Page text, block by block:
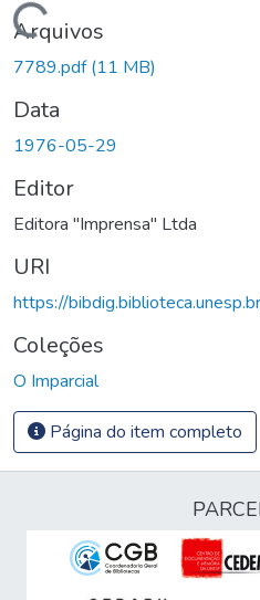
Carregando...
Arquivos
7789.pdf(11 MB)
Data
1976-05-29
Editor
Editora "Imprensa" Ltda
URI
https://
Coleções
O Imparcial
Página do item completo